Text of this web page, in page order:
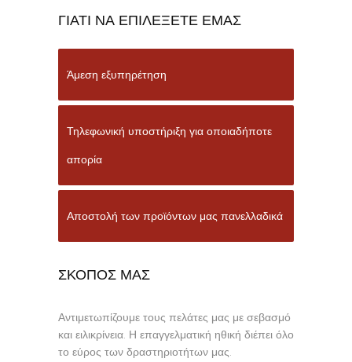
ΓΙΑΤΙ ΝΑ ΕΠΙΛΕΞΕΤΕ ΕΜΑΣ
Άμεση εξυπηρέτηση
Τηλεφωνική υποστήριξη για οποιαδήποτε
απορία
Αποστολή των προϊόντων μας πανελλαδικά
ΣΚΟΠΟΣ ΜΑΣ
Αντιμετωπίζουμε τους πελάτες μας με σεβασμό
και ειλικρίνεια. Η επαγγελματική ηθική διέπει όλο
το εύρος των δραστηριοτήτων μας.